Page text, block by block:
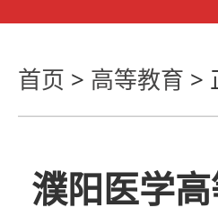
首页 > 高等教育 >
濮阳医学